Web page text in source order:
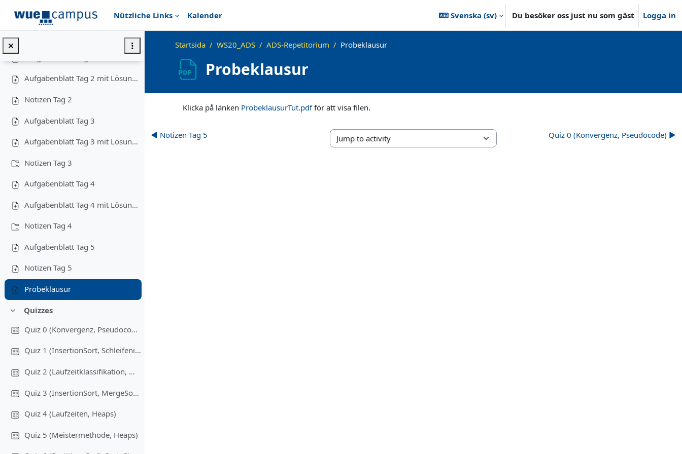
Nützliche Links
Kalender Svenska ‎(sv)‎ Du besöker oss just nu som gäst Logga in
Aufgabenblatt Tag 1
Aufgabenblatt Tag 1 mit Lösungen
Aufgabenblatt Tag 2 mit Lösungen
Notizen Tag 2
Aufgabenblatt Tag 3
Aufgabenblatt Tag 3 mit Lösungen
Notizen Tag 3
Aufgabenblatt Tag 4
Aufgabenblatt Tag 4 mit Lösungen
Notizen Tag 4
Aufgabenblatt Tag 5
Notizen Tag 5
Probeklausur
Fäll ihop
Quizzes
Quiz 0 (Konvergenz, Pseudocode)
Quiz 1 (InsertionSort, Schleifeninvariante)
Quiz 2 (Laufzeitklassifikation, Merge)
Quiz 3 (InsertionSort, MergeSort, Laufzeitklassifikation)
Quiz 4 (Laufzeiten, Heaps)
Quiz 5 (Meistermethode, Heaps)
Startsida WS20_ADS ADS-Repetitorium Probeklausur
Probeklausur
Klicka på länken ProbeklausurTut.pdfför att visa filen.
◀︎ Notizen Tag 5
Jump to activity
Quiz 0 (Konvergenz, Pseudocode) ▶︎